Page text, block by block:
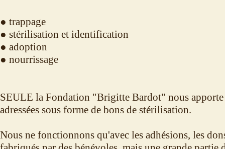
● trappage
● stérilisation et identification
● adoption
● nourrissage
SEULE la Fondation "Brigitte Bardot" nous apporte
adressées sous forme de bons de stérilisation.
Nous ne fonctionnons qu'avec les adhésions, les